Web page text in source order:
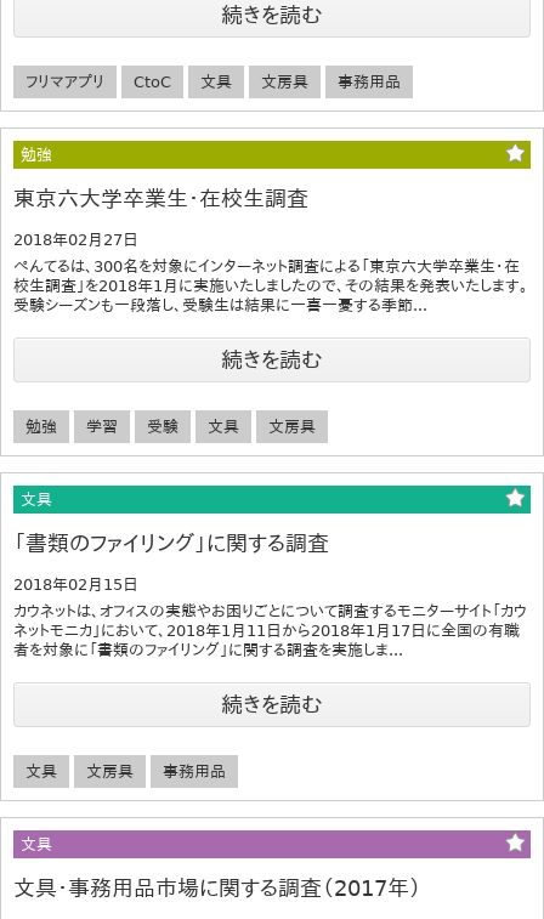
続きを読む
フリマアプリ CtoC 文具 文房具 事務用品
勉強
東京六大学卒業生・在校生調査
2018年02月27日
ぺんてるは、300名を対象にインターネット調査による「東京六大学卒業生・在
校生調査」を2018年1月に実施いたしましたので、その結果を発表いたします。
受験シーズンも一段落し、受験生は結果に一喜一憂する季節...
続きを読む
勉強 学習 受験 文具 文房具
文具
「書類のファイリング」に関する調査
2018年02月15日
カウネットは、オフィスの実態やお困りごとについて調査するモニターサイト「カウ
ネットモニカ」において、2018年1月11日から2018年1月17日に全国の有職
者を対象に「書類のファイリング」に関する調査を実施しま...
続きを読む
文具 文房具 事務用品
文具
文具・事務用品市場に関する調査（2017年）